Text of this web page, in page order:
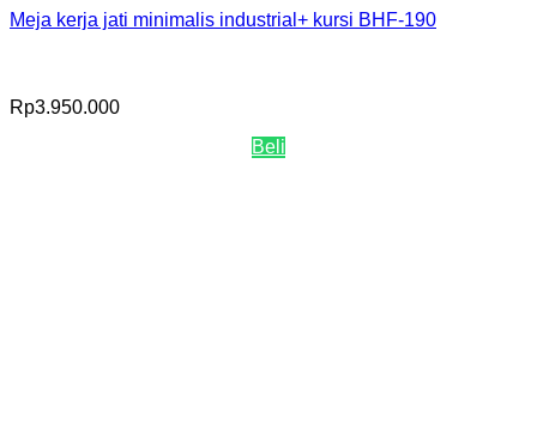
Meja kerja jati minimalis industrial+ kursi BHF-190
Rp3.950.000
Beli